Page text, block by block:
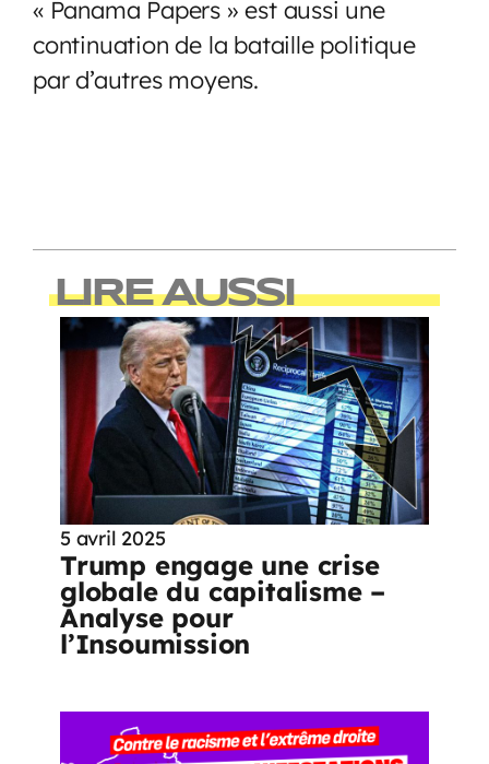
« Panama Papers » est aussi une
continuation de la bataille politique
par d’autres moyens.
LIRE AUSSI
5 avril 2025
Trump engage une crise
globale du capitalisme –
Analyse pour
l’Insoumission